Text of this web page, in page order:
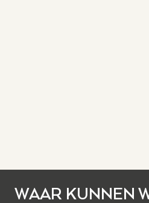
WAAR KUNNEN